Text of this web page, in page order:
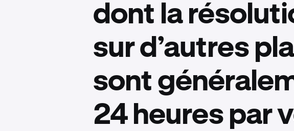
dont la
sur d’autres
sont
24 heures par